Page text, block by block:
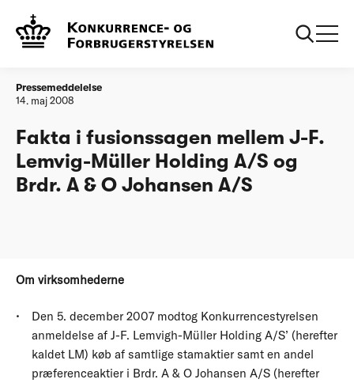
Konkurrencerådet
forbyder fusion
Müller Holding A/S og Brdr. A & O
Johansen A/S
Pressemeddelelse
14. maj 2008
Fakta i fusionssagen mellem J-F.
Lemvig-Müller Holding A/S og
Brdr. A & O Johansen A/S
Om virksomhederne
Den 5. december 2007 modtog Konkurrencestyrelsen
anmeldelse af J-F. Lemvigh-Müller Holding A/S’ (herefter
kaldet LM) køb af samtlige stamaktier samt en andel
præferenceaktier i Brdr. A & O Johansen A/S (herefter